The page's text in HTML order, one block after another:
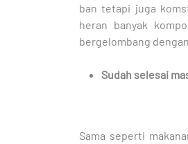
ban tetapi juga
heran banyak
bergelombang
Sudah selesai
Sama seperti